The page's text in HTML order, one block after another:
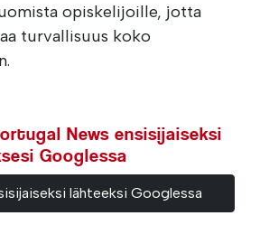
opiskelijoille, jotta
turvallisuus koko
News ensisijaiseksi
Googlessa
lähteeksi Googlessa